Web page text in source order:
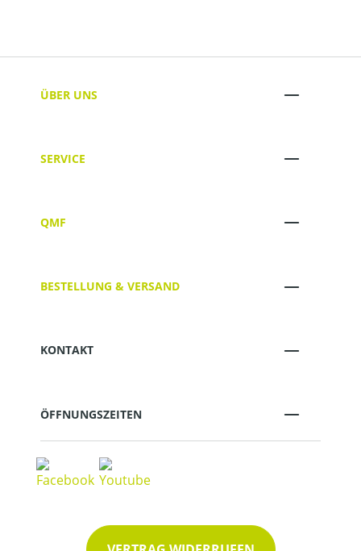
ÜBER UNS
SERVICE
QMF
BESTELLUNG & VERSAND
KONTAKT
ÖFFNUNGSZEITEN